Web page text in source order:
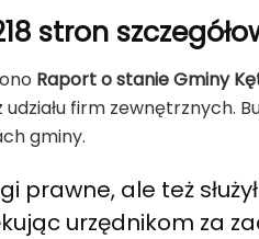
stron
Raport o stanie Gminy
firm zewnętrznych.
gminy.
prawne, ale też
urzędnikom za